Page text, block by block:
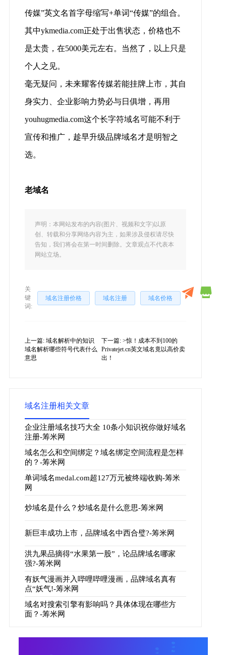
传媒”英文名首字母缩写+单词“传媒”的组合。
其中ykmedia.com正处于出售状态，价格也不
是太贵，在5000美元左右。当然了，以上只是
个人之见。
毫无疑问，未来耀客传媒若能挂牌上市，其自
身实力、企业影响力势必与日俱增，再用
youhugmedia.com这个长字符域名可能不利于
宣传和推广，趁早升级品牌域名才是明智之
选。
老域名
声明：本网站发布的内容(图片、视频和文字)以原
创、转载和分享网络内容为主，如果涉及侵权请尽快
告知，我们将会在第一时间删除。文章观点不代表本
网站立场。
关
键
词:
域名注册价格 域名注册 域名价格
上一篇: 域名解析中的知识
域名解析哪些符号代表什么
意思
下一篇:>惊！成本不到100的
Privatejet.cn英文域名竟以高价卖
出！
域名注册相关文章
企业注册域名技巧大全 10条小知识祝你做好域名
注册-筹米网
域名怎么和空间绑定？域名绑定空间流程是怎样
的？-筹米网
单词域名medal.com超127万元被终端收购-筹米
网
炒域名是什么？炒域名是什么意思-筹米网
新巨丰成功上市，品牌域名中西合璧?-筹米网
洪九果品摘得“水果第一股”，论品牌域名哪家
强?-筹米网
有妖气漫画并入哔哩哔哩漫画，品牌域名真有
点“妖气!-筹米网
域名对搜索引擎有影响吗？具体体现在哪些方
面？-筹米网